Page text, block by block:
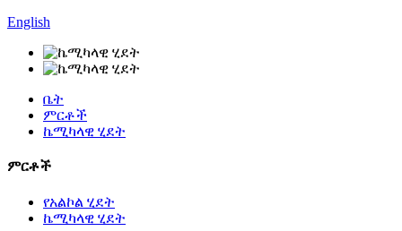
English
ቤት
ምርቶች
ኬሚካላዊ ሂደት
ምርቶች
የአልኮል ሂደት
ኬሚካላዊ ሂደት